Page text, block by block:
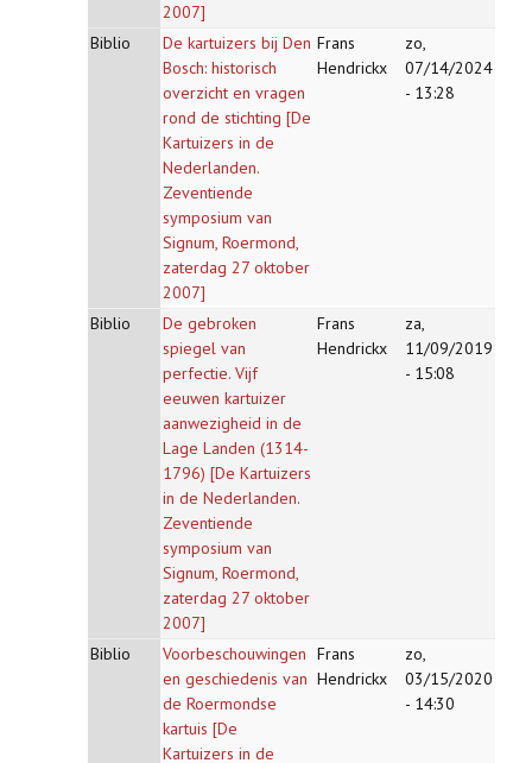
2007]
Biblio
De kartuizers bij Den
Bosch: historisch
overzicht en vragen
rond de stichting [De
Kartuizers in de
Nederlanden.
Zeventiende
symposium van
Signum, Roermond,
zaterdag 27 oktober
2007]
Frans
Hendrickx
zo,
07/14/2024
- 13:28
Biblio
De gebroken
spiegel van
perfectie. Vijf
eeuwen kartuizer
aanwezigheid in de
Lage Landen (1314-
1796) [De Kartuizers
in de Nederlanden.
Zeventiende
symposium van
Signum, Roermond,
zaterdag 27 oktober
2007]
Frans
Hendrickx
za,
11/09/2019
- 15:08
Biblio
Voorbeschouwingen
en geschiedenis van
de Roermondse
kartuis [De
Kartuizers in de
Frans
Hendrickx
zo,
03/15/2020
- 14:30